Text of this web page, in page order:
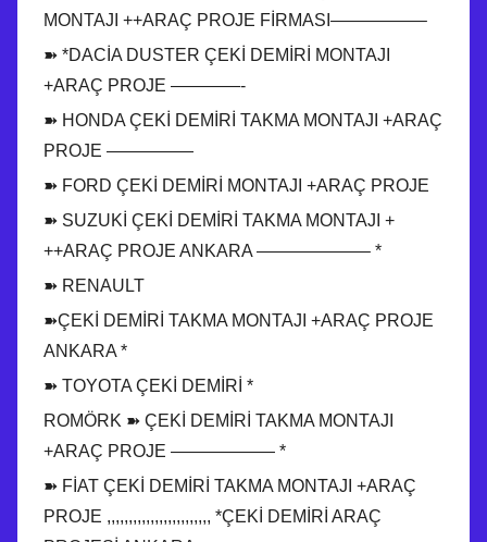
MONTAJI ++ARAÇ PROJE FİRMASI—————–
➽ *DACİA DUSTER ÇEKİ DEMİRİ MONTAJI
+ARAÇ PROJE ————-
➽ HONDA ÇEKİ DEMİRİ TAKMA MONTAJI +ARAÇ
PROJE —————
➽ FORD ÇEKİ DEMİRİ MONTAJI +ARAÇ PROJE
➽ SUZUKİ ÇEKİ DEMİRİ TAKMA MONTAJI +
++ARAÇ PROJE ANKARA ——————– *
➽ RENAULT
➽ÇEKİ DEMİRİ TAKMA MONTAJI +ARAÇ PROJE
ANKARA *
➽ TOYOTA ÇEKİ DEMİRİ *
ROMÖRK ➽ ÇEKİ DEMİRİ TAKMA MONTAJI
+ARAÇ PROJE —————— *
➽ FİAT ÇEKİ DEMİRİ TAKMA MONTAJI +ARAÇ
PROJE ,,,,,,,,,,,,,,,,,,,,,,,, *ÇEKİ DEMİRİ ARAÇ